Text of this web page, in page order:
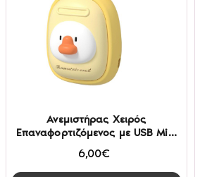
Ανεμιστήρας Χειρός
Επαναφορτιζόμενος με USB Mini
6,00€